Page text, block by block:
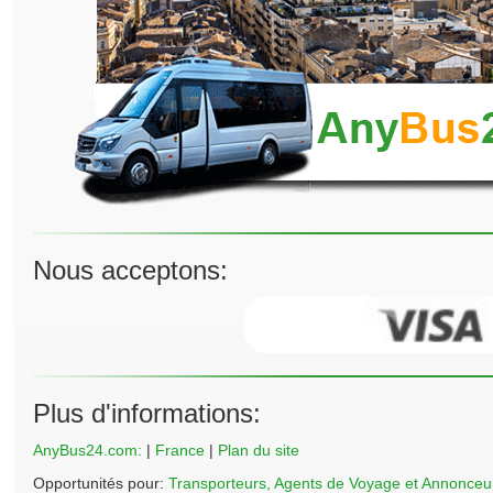
Nous acceptons:
Plus d'informations:
AnyBus24.com: | France | Plan du site
Opportunités pour: Transporteurs, Agents de Voyage et